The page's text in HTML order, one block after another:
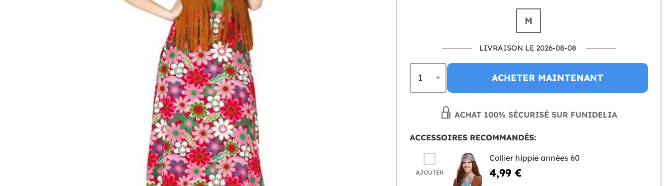
M
LIVRAISON LE 2026-08-08
ACHETER MAINTENANT
ACHAT 100% SÉCURISÉ SUR FUNIDELIA
ACCESSOIRES RECOMMANDÉS:
AJOUTER
Collier hippie années 60
4,99 €